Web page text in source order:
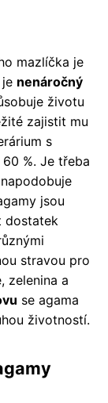
mazlíčka je
nenáročný
životu
zajistit mu
s
%. Je třeba
jsou
dostatek
stravou pro
zelenina a
se agama
životností.